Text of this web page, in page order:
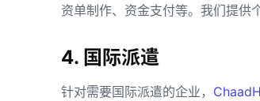
资单制作、资金支付等。我们提供
4. 国际派遣
针对需要国际派遣的企业，